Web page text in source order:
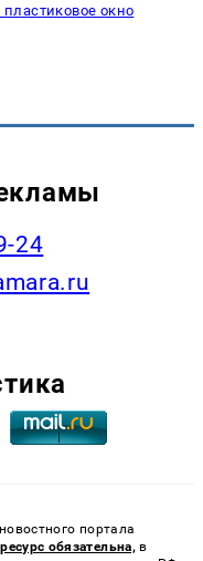
окно
24
портала
обязательна, в